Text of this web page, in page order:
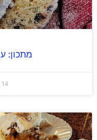
מתכון: